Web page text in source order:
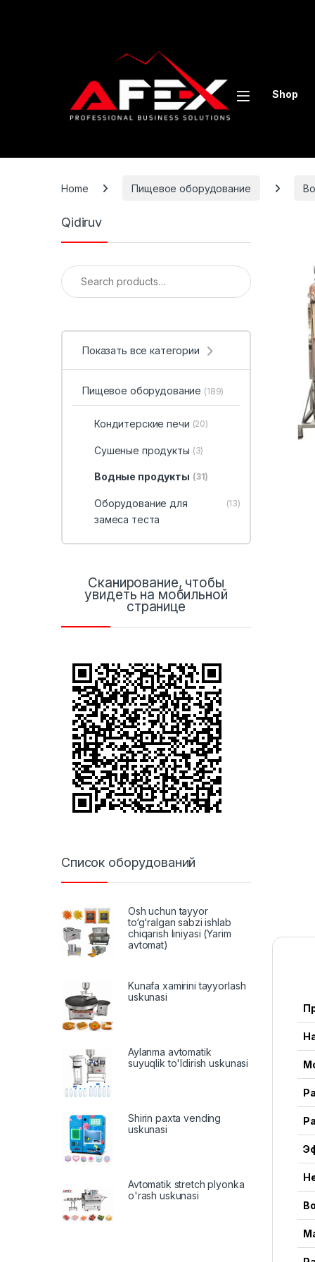
Shop
Home Пищевое оборудование
Qidiruv
Search for:
Показать все категории
Пищевое оборудование (189)
Кондитерские печи (20)
Сушеные продукты (3)
Водные продукты (31)
Оборудование для
замеса теста
(13)
Сканирование, чтобы
увидеть на мобильной
странице
Список оборудований
Osh uchun tayyor
to‘g‘ralgan sabzi ishlab
chiqarish liniyasi (Yarim
avtomat)
Kunafa xamirini tayyorlash
uskunasi
Aylanma avtomatik
suyuqlik to'ldirish uskunasi
Shirin paxta vending
uskunasi
Avtomatik stretch plyonka
o'rash uskunasi